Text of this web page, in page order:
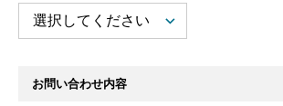
お問い合わせ内容